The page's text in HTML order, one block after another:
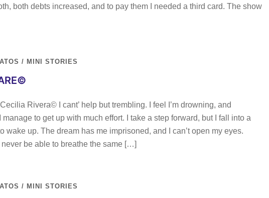
both debts increased, and to pay them I needed a third card. The show
/ MINI STORIES
Rivera© I cant’ help but trembling. I feel I’m drowning, and
to get up with much effort. I take a step forward, but I fall into a
wake up. The dream has me imprisoned, and I can’t open my eyes.
be able to breathe the same […]
/ MINI STORIES